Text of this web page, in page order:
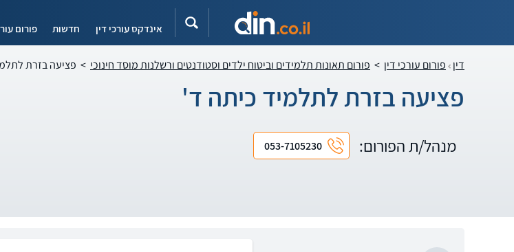
אינדקס עורכי דין חדשות פורום
דין פורום עורכי דין > פורום תאונות תלמידים וביטוח ילדים וסטודנטים ורשלנות מוסד חינוכי > פציעה בזרת
פציעה בזרת לתלמיד כיתה ד'
מנהל/ת הפורום: 053-7105230